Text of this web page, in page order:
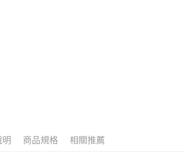
明 商品規格 相關推薦